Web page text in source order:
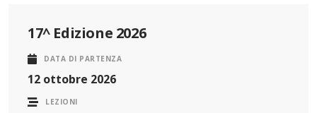
17^ Edizione 2026
DATA DI PARTENZA
12 ottobre 2026
LEZIONI